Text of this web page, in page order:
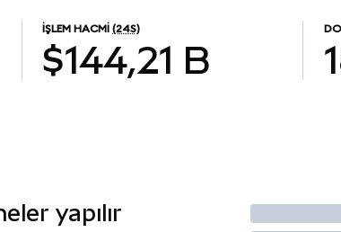
İŞLEM HACMI (24S)
$144,21 B
yapılır İşlem